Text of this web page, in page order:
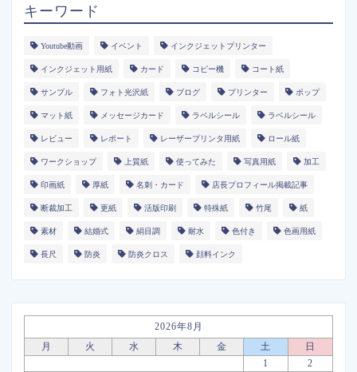
キーワード
Youtube動画 イベント インクジェットプリンター
インクジェット用紙 カード コピー機 コート紙
サンプル フォト光沢紙 ブログ プリンター ポップ
マット紙 メッセージカード ラベルシール ラベルシール
レビュー レポート レーザープリンタ用紙 ロール紙
ワークショップ 上質紙 使ってみた 写真用紙 加工
印画紙 厚紙 名刺・カード 店長プロフィール掲載記事
断裁加工 更紙 活版印刷 特殊紙 竹尾 紙
素材 結婚式 絹目調 耐水 色付き 色画用紙
長尺 防炎 防炎クロス 顔料インク
2026年8月
月
火 水 木 金 土
日
1
2